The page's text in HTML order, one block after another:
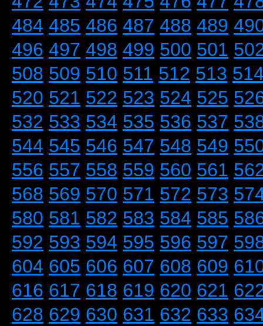
484 485 486 487 488 489
496 497 498 499 500 501
508 509 510 511 512 513
520 521 522 523 524 525
532 533 534 535 536 537
544 545 546 547 548 549
556 557 558 559 560 561
568 569 570 571 572 573
580 581 582 583 584 585
592 593 594 595 596 597
604 605 606 607 608 609
616 617 618 619 620 621
628 629 630 631 632 633